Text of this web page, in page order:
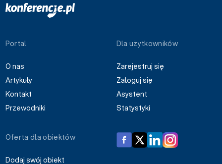
Portal
O nas
Artykuły
Kontakt
Przewodniki
Dla użytkowników
Zarejestruj się
Zaloguj się
Asystent
Statystyki
Oferta dla obiektów
Dodaj swój obiekt